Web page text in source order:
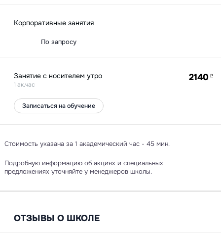
Корпоративные занятия
По запросу
Занятие с носителем утро
1 ак.час
2140 Р
Записаться на обучение
Стоимость указана за 1 академический час - 45 мин.
Подробную информацию об акциях и специальных
предложениях уточняйте у менеджеров школы.
ОТЗЫВЫ О ШКОЛЕ